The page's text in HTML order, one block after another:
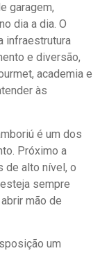
garagem,
dia a dia. O
infraestrutura
e diversão,
academia e
às
é um dos
Próximo a
de alto nível, o
sempre
mão de
um